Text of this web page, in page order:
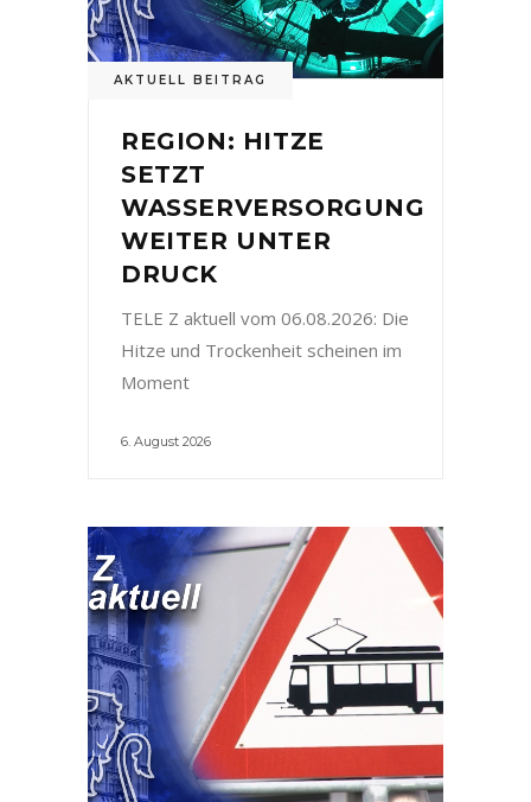
AKTUELL BEITRAG
REGION: HITZE
SETZT
WASSERVERSORGUNG
WEITER UNTER
DRUCK
TELE Z aktuell vom 06.08.2026: Die
Hitze und Trockenheit scheinen im
Moment
6. August 2026